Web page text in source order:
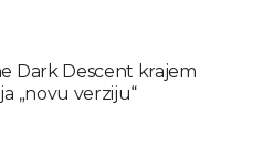
Dark Descent krajem
„novu verziju“